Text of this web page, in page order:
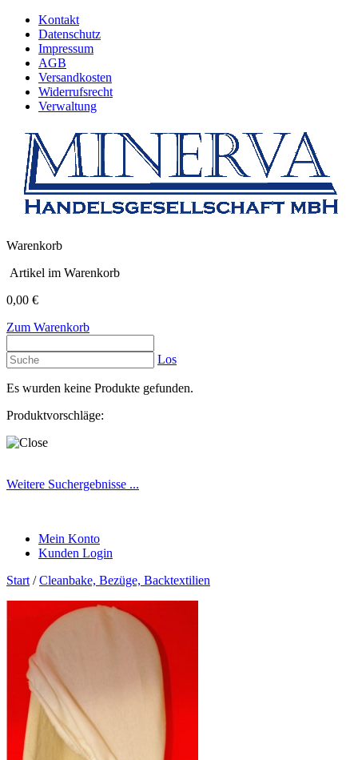
Kontakt
Datenschutz
Impressum
AGB
Versandkosten
Widerrufsrecht
Verwaltung
Warenkorb
Artikel im Warenkorb
0,00 €
Zum Warenkorb
Los
Es wurden keine Produkte gefunden.
Produktvorschläge:
Weitere Suchergebnisse ...
Mein Konto
Kunden Login
Start /Cleanbake, Bezüge, Backtextilien